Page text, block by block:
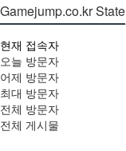
Gamejump.co.kr State
현재 접속자
오늘 방문자
어제 방문자
최대 방문자
전체 방문자
전체 게시물